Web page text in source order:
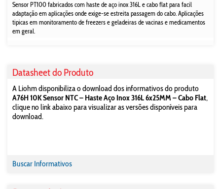
Sensor PT100 fabricados com haste de aço inox 316L e cabo flat para facil
adaptação em aplicações onde exige-se estreita passagem do cabo. Aplicações
tipicas em monitoramento de freezers e geladeiras de vacinas e medicamentos
em geral.
Datasheet do Produto
A Liohm disponibiliza o download dos informativos do produto
A76H 10K Sensor NTC – Haste Aço Inox 316L 6x25MM – Cabo Flat,
clique no link abaixo para visualizar as versões disponíveis para
download.
Buscar Informativos